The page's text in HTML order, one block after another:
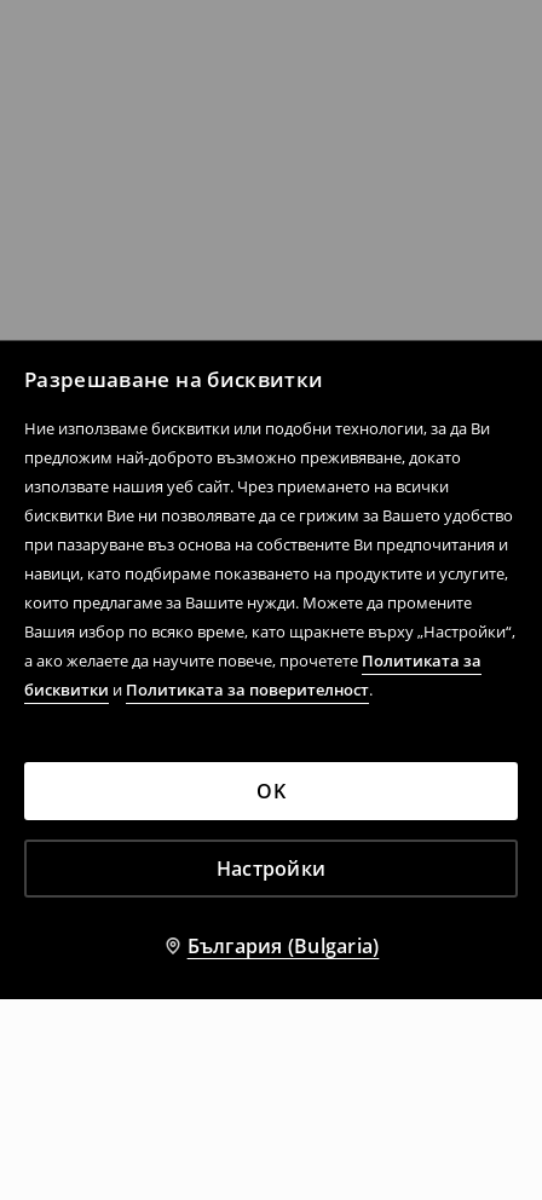
Разрешаване на бисквитки
Ние използваме бисквитки или подобни технологии, за да Ви
предложим най-доброто възможно преживяване, докато
използвате нашия уеб сайт. Чрез приемането на всички
бисквитки Вие ни позволявате да се грижим за Вашето удобство
при пазаруване въз основа на собствените Ви предпочитания и
навици, като подбираме показването на продуктите и услугите,
които предлагаме за Вашите нужди. Можете да промените
Вашия избор по всяко време, като щракнете върху „Настройки“,
а ако желаете да научите повече, прочетете Политиката за
бисквитки и Политиката за поверителност.
Настройки
OK
България (Bulgaria)